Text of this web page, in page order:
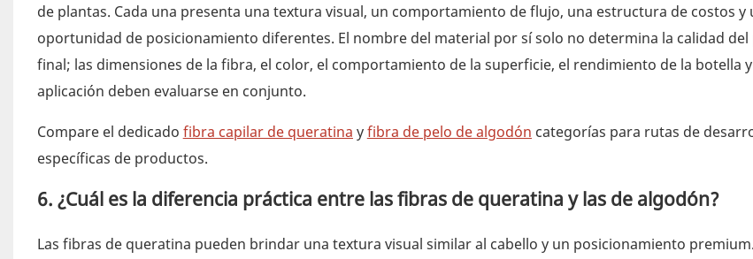
de plantas. Cada una presenta una textura visual, un comportamiento de flujo, una estructura de costos y
oportunidad de posicionamiento diferentes. El nombre del material por sí solo no determina la calidad
final; las dimensiones de la fibra, el color, el comportamiento de la superficie, el rendimiento de la botella
aplicación deben evaluarse en conjunto.
Compare el dedicado fibra capilar de queratina yfibra de pelo de algodón categorías para rutas de
específicas de productos.
6. ¿Cuál es la diferencia práctica entre las fibras de queratina y las de algodón?
Las fibras de queratina pueden brindar una textura visual similar al cabello y un posicionamiento